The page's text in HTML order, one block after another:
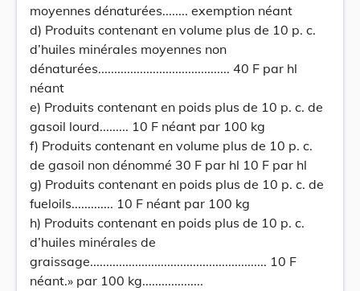
moyennes dénaturées........ exemption néant
d) Produits contenant en volume plus de 10 p. c.
d’huiles minérales moyennes non
dénaturées......................................... 40 F par hl
néant
e) Produits contenant en poids plus de 10 p. c. de
gasoil lourd......... 10 F néant par 100 kg
f) Produits contenant en volume plus de 10 p. c.
de gasoil non dénommé 30 F par hl 10 F par hl
g) Produits contenant en poids plus de 10 p. c. de
fueloils............. 10 F néant par 100 kg
h) Produits contenant en poids plus de 10 p. c.
d’huiles minérales de
graissage....................................................... 10 F
néant.» par 100 kg...................